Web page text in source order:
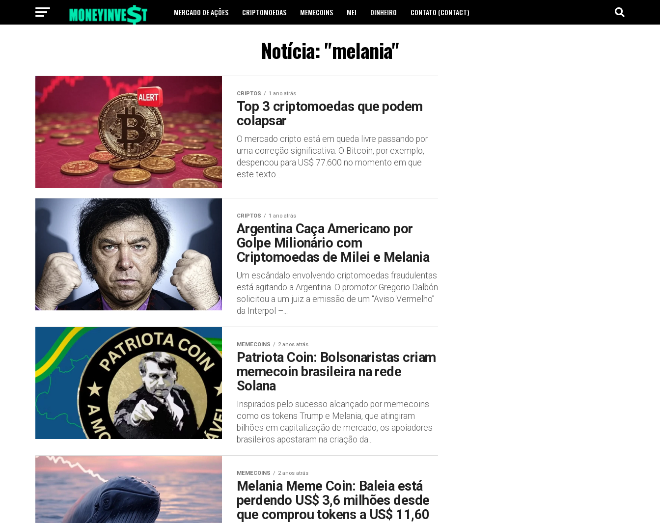
MERCADO DE AÇÕES CRIPTOMOEDAS MEMECOINS MEI DINHEIRO CONTATO (CONTACT)
Notícia: "melania"
CRIPTOS 1 ano atrás
Top 3 criptomoedas que podem
colapsar
O mercado cripto está em queda livre passando por
uma correção significativa. O Bitcoin, por exemplo,
despencou para US$ 77.600 no momento em que
este texto...
CRIPTOS 1 ano atrás
Argentina Caça Americano por
Golpe Milionário com
Criptomoedas de Milei e Melania
Um escândalo envolvendo criptomoedas fraudulentas
está agitando a Argentina. O promotor Gregorio Dalbón
solicitou a um juiz a emissão de um “Aviso Vermelho”
da Interpol –...
MEMECOINS 2 anos atrás
Patriota Coin: Bolsonaristas criam
memecoin brasileira na rede
Solana
Inspirados pelo sucesso alcançado por memecoins
como os tokens Trump e Melania, que atingiram
bilhões em capitalização de mercado, os apoiadores
brasileiros apostaram na criação da...
MEMECOINS 2 anos atrás
Melania Meme Coin: Baleia está
perdendo US$ 3,6 milhões desde
que comprou tokens a US$ 11,60